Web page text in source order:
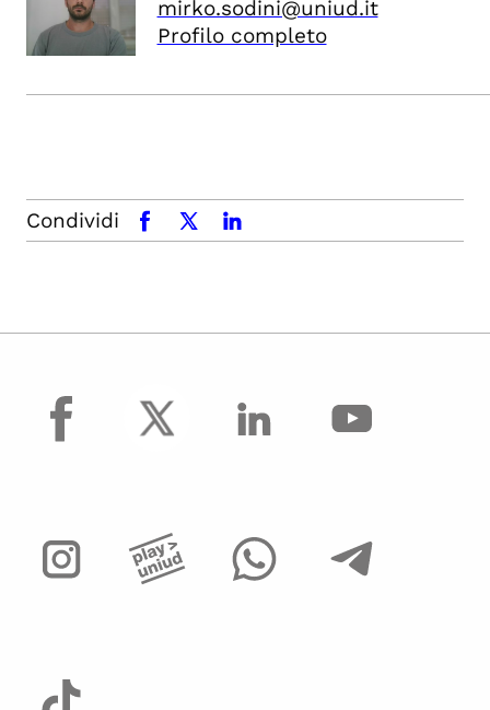
mirko.sodini@uniud.it
Profilo completo
Condividi facebookx.comlinkedin
facebook